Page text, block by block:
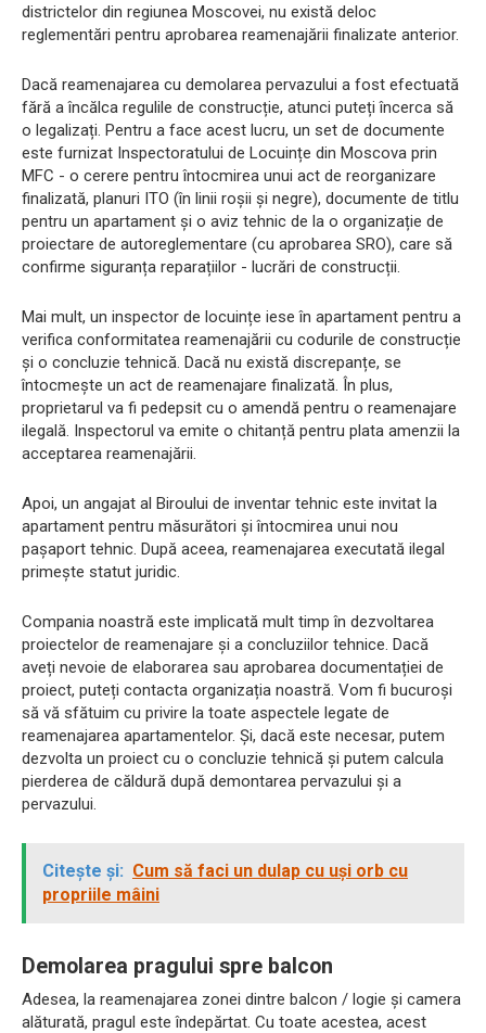
districtelor din regiunea Moscovei, nu există deloc
reglementări pentru aprobarea reamenajării finalizate anterior.
Dacă reamenajarea cu demolarea pervazului a fost efectuată
fără a încălca regulile de construcție, atunci puteți încerca să
o legalizați. Pentru a face acest lucru, un set de documente
este furnizat Inspectoratului de Locuințe din Moscova prin
MFC - o cerere pentru întocmirea unui act de reorganizare
finalizată, planuri ITO (în linii roșii și negre), documente de titlu
pentru un apartament și o aviz tehnic de la o organizație de
proiectare de autoreglementare (cu aprobarea SRO), care să
confirme siguranța reparațiilor - lucrări de construcții.
Mai mult, un inspector de locuințe iese în apartament pentru a
verifica conformitatea reamenajării cu codurile de construcție
și o concluzie tehnică. Dacă nu există discrepanțe, se
întocmește un act de reamenajare finalizată. În plus,
proprietarul va fi pedepsit cu o amendă pentru o reamenajare
ilegală. Inspectorul va emite o chitanță pentru plata amenzii la
acceptarea reamenajării.
Apoi, un angajat al Biroului de inventar tehnic este invitat la
apartament pentru măsurători și întocmirea unui nou
pașaport tehnic. După aceea, reamenajarea executată ilegal
primește statut juridic.
Compania noastră este implicată mult timp în dezvoltarea
proiectelor de reamenajare și a concluziilor tehnice. Dacă
aveți nevoie de elaborarea sau aprobarea documentației de
proiect, puteți contacta organizația noastră. Vom fi bucuroși
să vă sfătuim cu privire la toate aspectele legate de
reamenajarea apartamentelor. Și, dacă este necesar, putem
dezvolta un proiect cu o concluzie tehnică și putem calcula
pierderea de căldură după demontarea pervazului și a
pervazului.
Citește și: Cum să faci un dulap cu uși orb cu
propriile mâini
Demolarea pragului spre balcon
Adesea, la reamenajarea zonei dintre balcon / logie și camera
alăturată, pragul este îndepărtat. Cu toate acestea, acest